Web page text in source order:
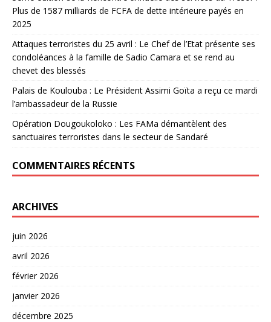
Plus de 1587 milliards de FCFA de dette intérieure payés en
2025
Attaques terroristes du 25 avril : Le Chef de l’Etat présente ses
condoléances à la famille de Sadio Camara et se rend au
chevet des blessés
Palais de Koulouba : Le Président Assimi Goïta a reçu ce mardi
l’ambassadeur de la Russie
Opération Dougoukoloko : Les FAMa démantèlent des
sanctuaires terroristes dans le secteur de Sandaré
COMMENTAIRES RÉCENTS
ARCHIVES
juin 2026
avril 2026
février 2026
janvier 2026
décembre 2025